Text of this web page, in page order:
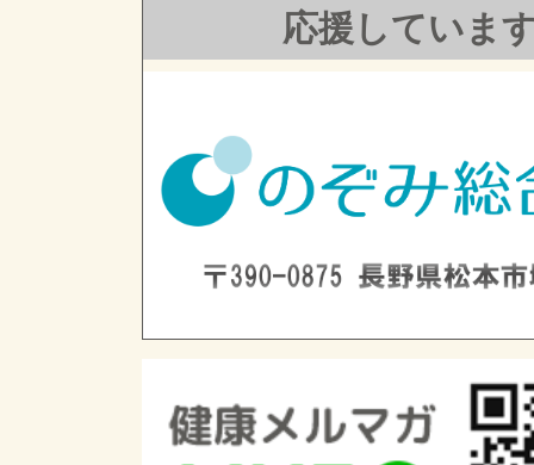
応援していま